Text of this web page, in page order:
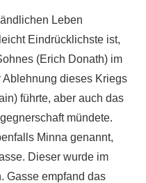
Leben
Eindrücklichste ist,
(Erich Donath) im
Ablehnung dieses Kriegs
führte, aber auch das
mündete.
Minna genannt,
Dieser wurde im
Gasse empfand das